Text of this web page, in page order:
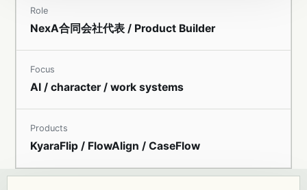
Role
NexA合同会社代表 / Product Builder
Focus
AI / character / work systems
Products
KyaraFlip / FlowAlign / CaseFlow